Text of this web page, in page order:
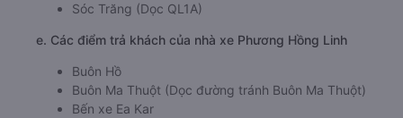
Sóc Trăng (Dọc QL1A)
e. Các điểm trả khách của nhà xe Phương Hồng Linh
Buôn Hồ
Buôn Ma Thuột (Dọc đường tránh Buôn Ma Thuột)
Bến xe Ea Kar